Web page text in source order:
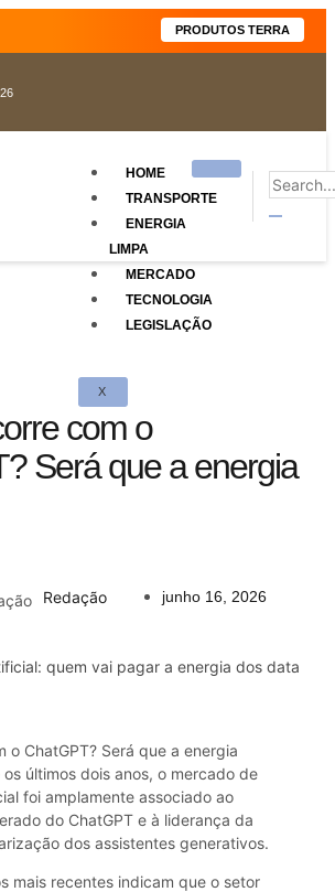
PRODUTOS TERRA
HOME
TRANSPORTE
ENERGIA
LIMPA
MERCADO
TECNOLOGIA
LEGISLAÇÃO
X
com o
Será que a energia
Redação junho 16, 2026
o ChatGPT? Será que a energia
últimos dois anos, o mercado de
foi amplamente associado ao
do ChatGPT e à liderança da
dos assistentes generativos.
mais recentes indicam que o setor